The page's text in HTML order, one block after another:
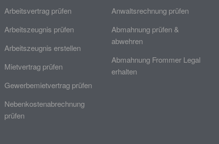
Arbeitsvertrag prüfen
Arbeitszeugnis prüfen
Arbeitszeugnis erstellen
Mietvertrag prüfen
Gewerbemietvertrag prüfen
Nebenkostenabrechnung
prüfen
Anwaltsrechnung prüfen
Abmahnung prüfen &
abwehren
Abmahnung Frommer Legal
erhalten